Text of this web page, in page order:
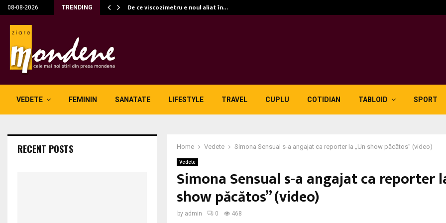
08-08-2026 TRENDING De ce viscozimetru e noul aliat în…
VEDETE FEMININ SANATATE LIFESTYLE TRAVEL CUPLU COTIDIAN TABLOID SPORT
Home Vedete Simona Sensual s-a angajat ca reporter la „Un show păcătos” (video)
Vedete
Simona Sensual s-a angajat ca reporter
show păcătos” (video)
by admin 0 468
RECENT POSTS